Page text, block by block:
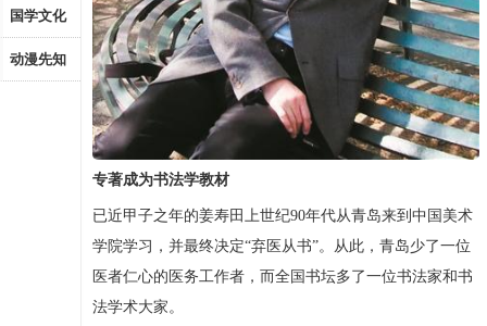
国学文化
动漫先知
专著成为书法学教材
已近甲子之年的姜寿田上世纪90年代从青岛来到中国美术
学院学习，并最终决定“弃医从书”。从此，青岛少了一位
医者仁心的医务工作者，而全国书坛多了一位书法家和书
法学术大家。